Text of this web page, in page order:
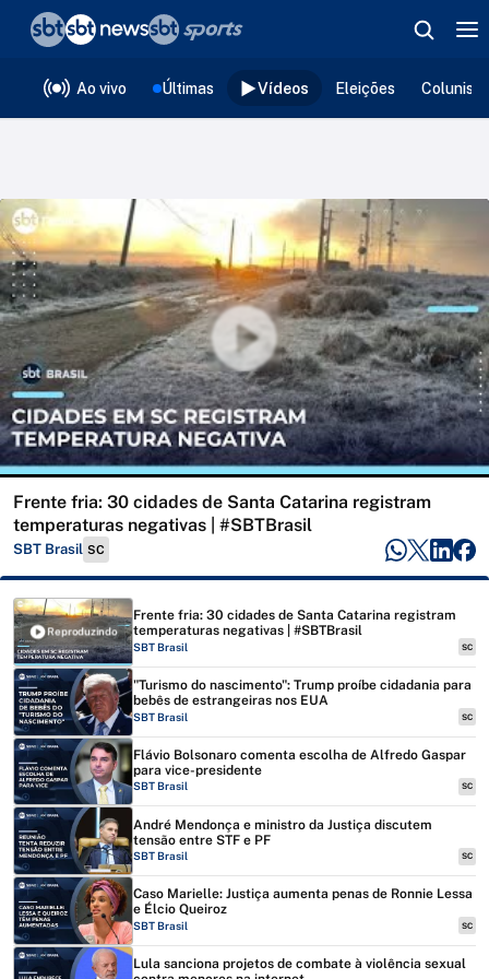
Ao vivo Últimas Vídeos Eleições
Frente fria: 30 cidades de Santa Catarina registram
temperaturas negativas | #SBTBrasil
SBT Brasil SC
Reproduzindo
Frente fria: 30 cidades de Santa Catarina registram
temperaturas negativas | #SBTBrasil
SBT Brasil SC
"Turismo do nascimento": Trump proíbe cidadania para
bebês de estrangeiras nos EUA
SBT Brasil SC
Flávio Bolsonaro comenta escolha de Alfredo Gaspar
para vice-presidente
SBT Brasil SC
André Mendonça e ministro da Justiça discutem
tensão entre STF e PF
SBT Brasil SC
Caso Marielle: Justiça aumenta penas de Ronnie Lessa
e Élcio Queiroz
SBT Brasil SC
Lula sanciona projetos de combate à violência sexual
❮voltar
Editorias